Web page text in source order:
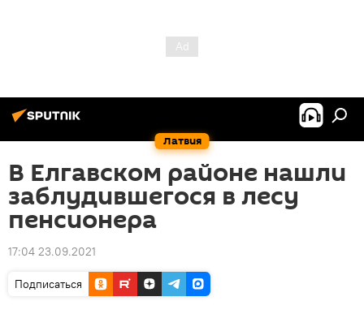
Латвия
В Елгавском районе нашли
заблудившегося в лесу
пенсионера
17:04 23.09.2021
Подписаться